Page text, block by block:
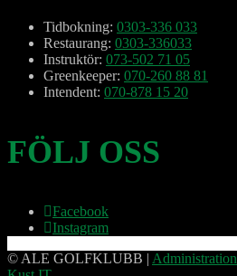
Tidbokning: 0303-336 033
Restaurang: 0303-336033
Instruktör: 073-502 71 05
Greenkeeper: 070-260 88 81
Intendent: 070-878 15 20
FÖLJ OSS
Facebook
Instagram
© ALE GOLFKLUBB | Administration